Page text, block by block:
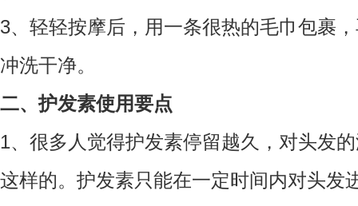
3、轻轻按摩后，用一条很热的毛巾包裹
冲洗干净。
二、护发素使用要点
1、很多人觉得护发素停留越久，对头发
这样的。护发素只能在一定时间内对头发